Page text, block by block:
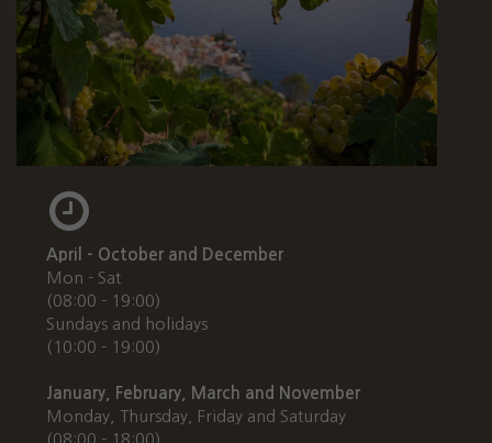
April - October and December
Mon - Sat
(08:00 - 19:00)
Sundays and holidays
(10:00 - 19:00)
January, February, March and November
Monday, Thursday, Friday and Saturday
(08:00 - 18:00)